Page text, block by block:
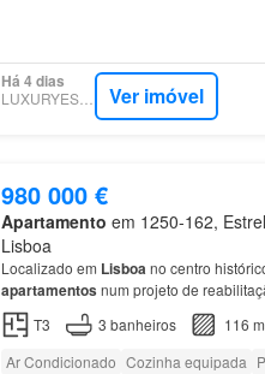
Há 4 dias
LUXURYESTATE Ver imóvel
980 000 €
Apartamento em 1250-162,
Lisboa
Localizado em Lisboano centro
apartamentos num projeto de
Um edifício emblemático que beneficia
T3 3 banheiros
116
Ar Condicionado Cozinha equipada